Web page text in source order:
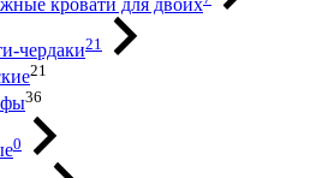
кровати для двоих
чердаки21
21
36
0